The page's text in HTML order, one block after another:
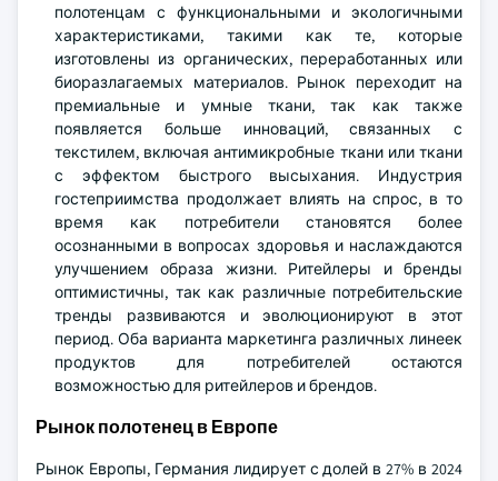
полотенцам с функциональными и экологичными
характеристиками, такими как те, которые
изготовлены из органических, переработанных или
биоразлагаемых материалов. Рынок переходит на
премиальные и умные ткани, так как также
появляется больше инноваций, связанных с
текстилем, включая антимикробные ткани или ткани
с эффектом быстрого высыхания. Индустрия
гостеприимства продолжает влиять на спрос, в то
время как потребители становятся более
осознанными в вопросах здоровья и наслаждаются
улучшением образа жизни. Ритейлеры и бренды
оптимистичны, так как различные потребительские
тренды развиваются и эволюционируют в этот
период. Оба варианта маркетинга различных линеек
продуктов для потребителей остаются
возможностью для ритейлеров и брендов.
Рынок полотенец в Европе
Рынок Европы, Германия лидирует с долей в 27% в 2024